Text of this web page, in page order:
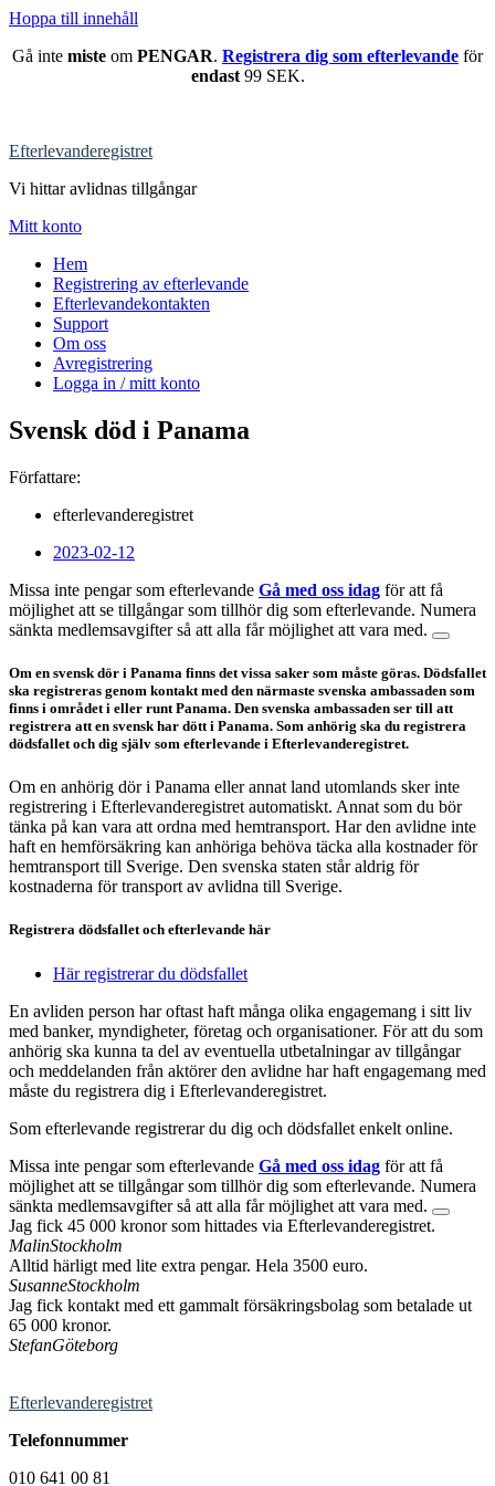
Hoppa till innehåll
Gå inte miste om PENGAR. Registrera dig som efterlevande för
endast99 SEK.
Efterlevanderegistret
Vi hittar avlidnas tillgångar
Mitt konto
Hem
Registrering av efterlevande
Efterlevandekontakten
Support
Om oss
Avregistrering
Logga in / mitt konto
Svensk död i Panama
Författare:
efterlevanderegistret
2023-02-12
Missa inte pengar som efterlevande Gå med oss idag för att få
möjlighet att se tillgångar som tillhör dig som efterlevande. Numera
sänkta medlemsavgifter så att alla får möjlighet att vara med.
Om en svensk dör i Panama finns det vissa saker som måste göras. Dödsfallet
ska registreras genom kontakt med den närmaste svenska ambassaden som
finns i området i eller runt Panama. Den svenska ambassaden ser till att
registrera att en svensk har dött i Panama. Som anhörig ska du registrera
dödsfallet och dig själv som efterlevande i Efterlevanderegistret.
Om en anhörig dör i Panama eller annat land utomlands sker inte
registrering i Efterlevanderegistret automatiskt. Annat som du bör
tänka på kan vara att ordna med hemtransport. Har den avlidne inte
haft en hemförsäkring kan anhöriga behöva täcka alla kostnader för
hemtransport till Sverige. Den svenska staten står aldrig för
kostnaderna för transport av avlidna till Sverige.
Registrera dödsfallet och efterlevande här
Här registrerar du dödsfallet
En avliden person har oftast haft många olika engagemang i sitt liv
med banker, myndigheter, företag och organisationer. För att du som
anhörig ska kunna ta del av eventuella utbetalningar av tillgångar
och meddelanden från aktörer den avlidne har haft engagemang med
måste du registrera dig i Efterlevanderegistret.
Som efterlevande registrerar du dig och dödsfallet enkelt online.
Missa inte pengar som efterlevande Gå med oss idag för att få
möjlighet att se tillgångar som tillhör dig som efterlevande. Numera
sänkta medlemsavgifter så att alla får möjlighet att vara med.
Jag fick 45 000 kronor som hittades via Efterlevanderegistret.
MalinStockholm
Alltid härligt med lite extra pengar. Hela 3500 euro.
SusanneStockholm
Jag fick kontakt med ett gammalt försäkringsbolag som betalade ut
65 000 kronor.
StefanGöteborg
Efterlevanderegistret
Telefonnummer
010 641 00 81